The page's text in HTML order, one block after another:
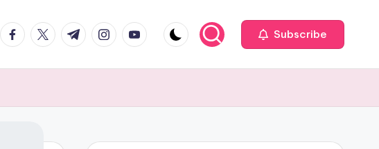
facebook.com
twitter.com
t.me instagram.com
youtube.com Subscribe